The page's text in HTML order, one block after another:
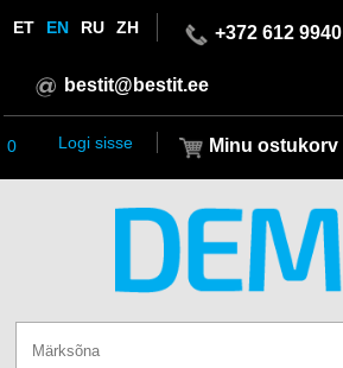
ET EN RU ZH +372 612 9940
bestit@bestit.ee
0 Minu ostukorv
Logi sisse